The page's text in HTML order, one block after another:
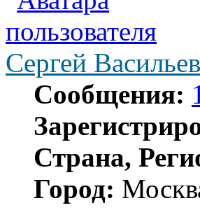
Сергей
Сообщения:
Страна,
Город: